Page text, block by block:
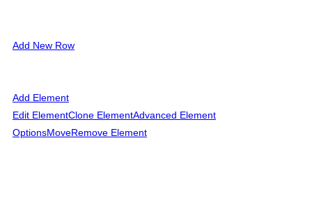
Add New Row
Add Element
Edit ElementClone ElementAdvanced Element
OptionsMoveRemove Element